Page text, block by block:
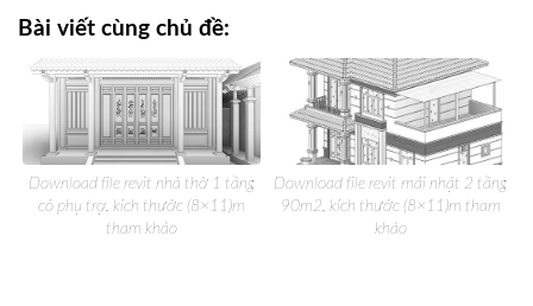
Bài viết cùng chủ đề:
Download file revit nhà thờ 1 tầng
có phụ trợ, kích thước (8×11)m
tham khảo
Download file revit mái nhật 2 tầng
90m2, kích thước (8×11)m tham
khảo